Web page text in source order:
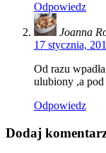
Odpowiedz
Joanna
17 stycznia,
Od razu
ulubiony ,a pod
Odpowiedz
Dodaj